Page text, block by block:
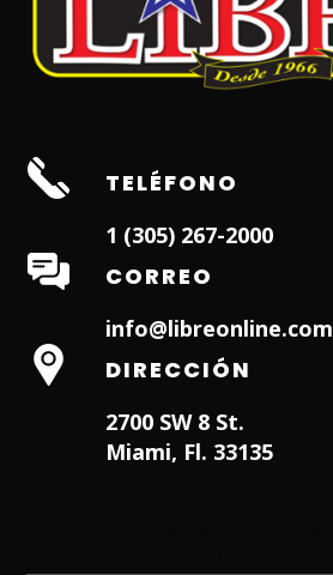
TELÉFONO
1 (305) 267-2000
CORREO
info@libreonline.com
DIRECCIÓN
2700 SW 8 St.
Miami, Fl. 33135